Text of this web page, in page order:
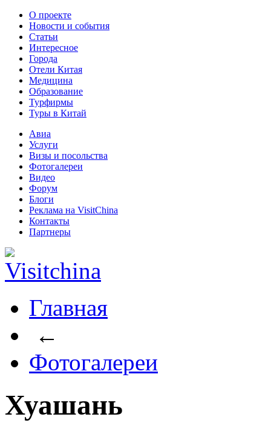
О проекте
Новости и события
Статьи
Интересное
Города
Отели Китая
Медицина
Образование
Турфирмы
Туры в Китай
Авиа
Услуги
Визы и посольства
Фотогалереи
Видео
Форум
Блоги
Реклама на VisitChina
Контакты
Партнеры
Главная
←
Фотогалереи
Хуашань